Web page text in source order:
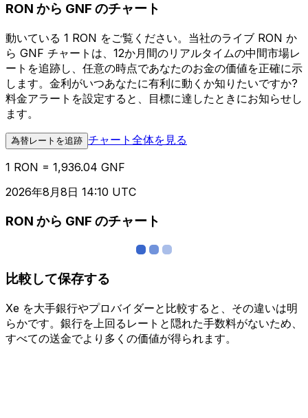
RON から GNF のチャート
動いている 1 RON をご覧ください。当社のライブ RON か
ら GNF チャートは、12か月間のリアルタイムの中間市場レ
ートを追跡し、任意の時点であなたのお金の価値を正確に示
します。金利がいつあなたに有利に動くか知りたいですか?
料金アラートを設定すると、目標に達したときにお知らせし
ます。
為替レートを追跡 チャート全体を見る
1 RON = 1,936.04 GNF
2026年8月8日 14:10 UTC
RON から GNF のチャート
比較して保存する
Xe を大手銀行やプロバイダーと比較すると、その違いは明
らかです。銀行を上回るレートと隠れた手数料がないため、
すべての送金でより多くの価値が得られます。